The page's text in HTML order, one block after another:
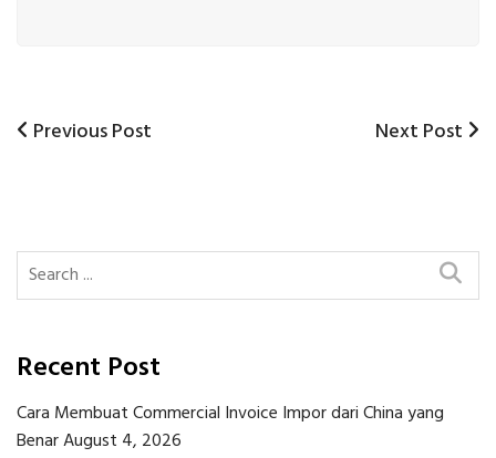
Post
Previous
Previous Post
Next
Next Post
Recent Post
Cara Membuat Commercial Invoice Impor dari China yang
BenarAugust 4, 2026